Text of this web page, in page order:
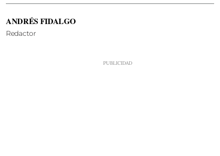
ANDRÉS FIDALGO
Redactor